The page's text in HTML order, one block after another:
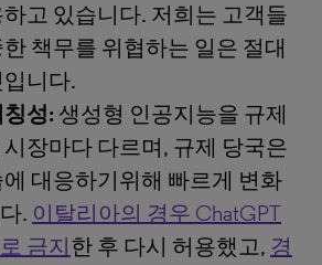
고 있습니다. 저희는 고객들
책무를 위협하는 일은 절대
니다.
성: 생성형 인공지능을 규제
장마다 다르며, 규제 당국은
대응하기위해 빠르게 변화
. 이탈리아의 경우 ChatGPT
금지한 후 다시 허용했고, 경